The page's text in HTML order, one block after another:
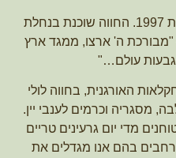
חוות גבעות עולם הוקמה בשנת 1997. החווה שוכנת בנחלת
ה' ארצו, ממגד ארץ
גבעות עולם…"
האורגנית, בחווה לולי
מסגריה וכרמים לענבי יין.
מדי יום גרעינים טריים
בהם אנו מגדלים את